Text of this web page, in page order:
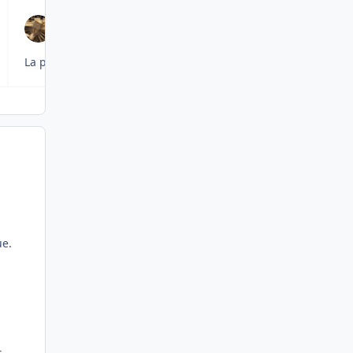
La plupart du temps, dans le retroviseur droit s’il y en a un.